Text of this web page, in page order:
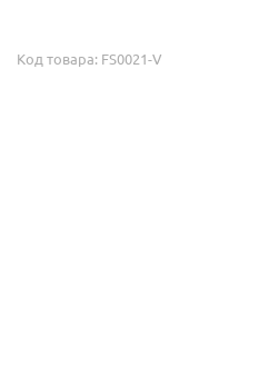
Код товара: FS0021-V